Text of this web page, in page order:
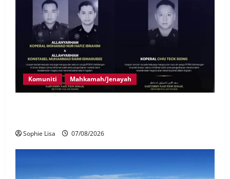
Komuniti Mahkamah/Jenayah
Sophie Lisa 07/08/2026